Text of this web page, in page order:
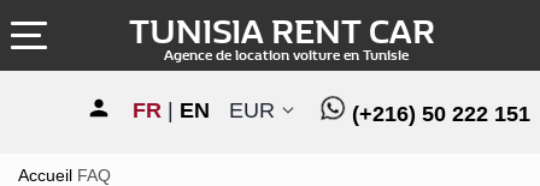
TUNISIA RENT CAR
Agence de location voiture en Tunisie
(+216) 50 222 151
EUR
FR EN
Accueil FAQ